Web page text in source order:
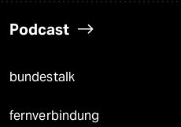
Podcast
bundestalk
fernverbindung